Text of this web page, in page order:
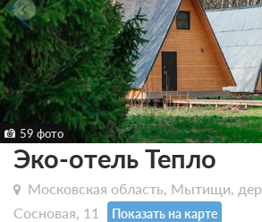
59 фото
Эко-отель Тепло
Московская область, Мытищи,
Сосновая, 11
Показать на карте